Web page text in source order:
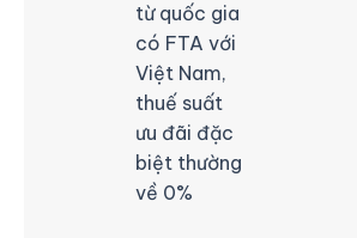
từ quốc gia
có FTA với
Việt Nam,
thuế suất
ưu đãi đặc
biệt thường
về 0%